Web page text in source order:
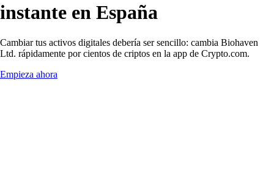
instante en España
Cambiar tus activos digitales debería ser sencillo: cambia Biohaven
Ltd. rápidamente por cientos de criptos en la app de Crypto.com.
Empieza ahora